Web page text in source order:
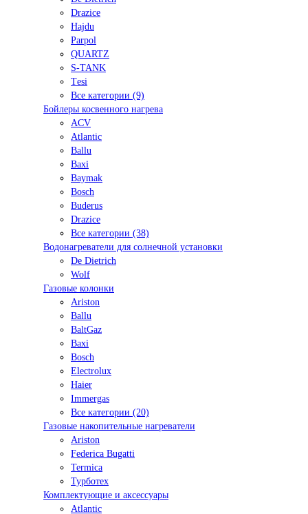
Drazice
Hajdu
Parpol
QUARTZ
S-TANK
Tеsi
Все категории (9)
Бойлеры косвенного нагрева
ACV
Atlantic
Ballu
Baxi
Baymak
Bosch
Buderus
Drazice
Все категории (38)
Водонагреватели для солнечной установки
De Dietrich
Wolf
Газовые колонки
Ariston
Ballu
BaltGaz
Baxi
Bosсh
Electrolux
Haier
Immergas
Все категории (20)
Газовые накопительные нагреватели
Ariston
Federica Bugatti
Termica
Турботех
Комплектующие и аксессуары
Atlantic